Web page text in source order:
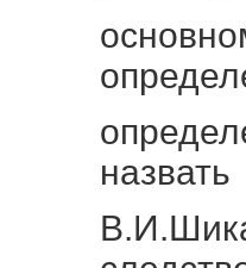
назвать